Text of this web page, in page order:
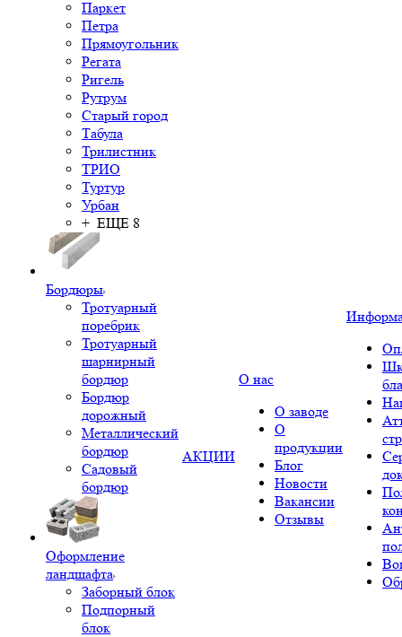
Паркет
Петра
Прямоугольник
Регата
Ригель
Рутрум
Старый город
Табула
Трилистник
ТРИО
Туртур
Урбан
+ ЕЩЕ 8
Бордюры
Тротуарный
поребрик
Тротуарный
шарнирный
бордюр
Бордюр
дорожный
Металлический
бордюр
Садовый
бордюр
Оформление
ландшафта
Заборный блок
Подпорный
блок
АКЦИИ
О нас
О заводе
О
продукции
Блог
Новости
Вакансии
Отзывы